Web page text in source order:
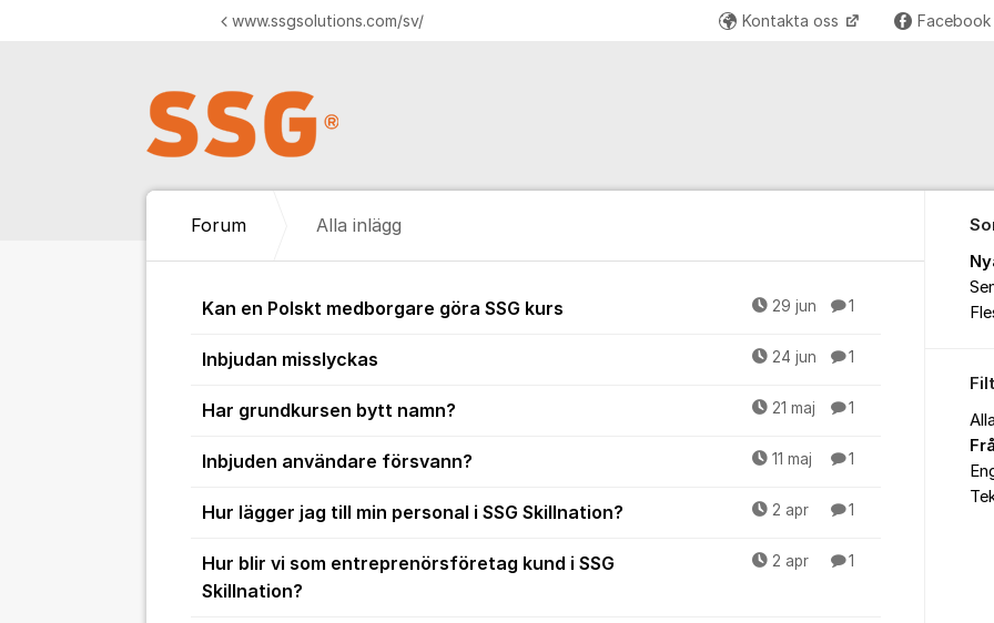
www.ssgsolutions.com/sv/ Kontakta oss Facebook
Forum Alla inlägg
Alla inlägg
Kan en Polskt medborgare göra SSG kurs 29 jun 1
Inbjudan misslyckas 24 jun 1
Har grundkursen bytt namn? 21 maj 1
Inbjuden användare försvann? 11 maj 1
Hur lägger jag till min personal i SSG Skillnation? 2 apr 1
Hur blir vi som entreprenörsföretag kund i SSG
Skillnation?
2 apr 1